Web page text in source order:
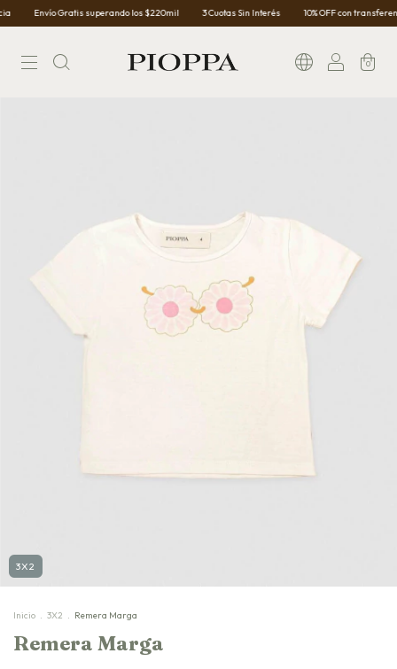
Envío Gratis superando los $220mil 3 Cuotas Sin Interés 10% OFF con
0
3X2
Inicio . 3X2 . Remera Marga
Remera Marga